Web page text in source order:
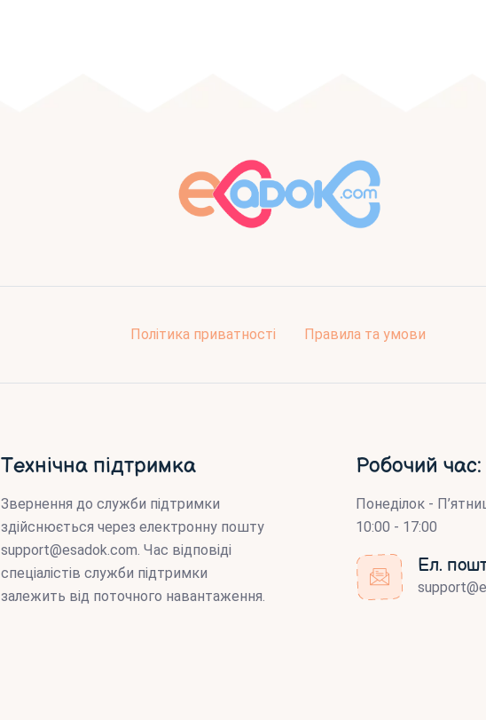
Політика приватності Правила та умови
Технічна підтримка
Звернення до служби підтримки
здійснюється через електронну пошту
support@esadok.com . Час відповіді
спеціалістів служби підтримки
залежить від поточного навантаження.
Робочий час:
Понеділок -
10:00 - 17:00
Ел.